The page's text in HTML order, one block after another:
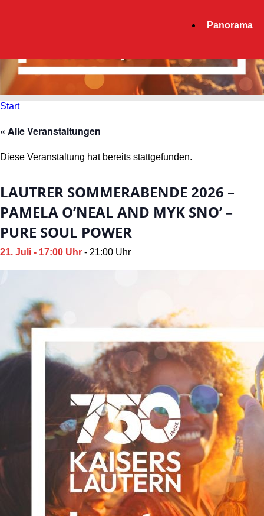
Panorama
Start
« Alle Veranstaltungen
Diese Veranstaltung hat bereits stattgefunden.
LAUTRER SOMMERABENDE 2026 –
PAMELA O’NEAL AND MYK SNO’ –
PURE SOUL POWER
21. Juli - 17:00 Uhr - 21:00 Uhr